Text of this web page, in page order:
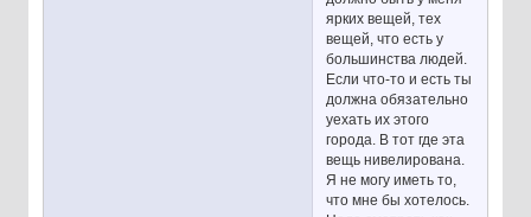
ярких вещей, тех
вещей, что есть у
большинства людей.
Если что-то и есть ты
должна обязательно
уехать их этого
города. В тот где эта
вещь нивелирована.
Я не могу иметь то,
что мне бы хотелось.